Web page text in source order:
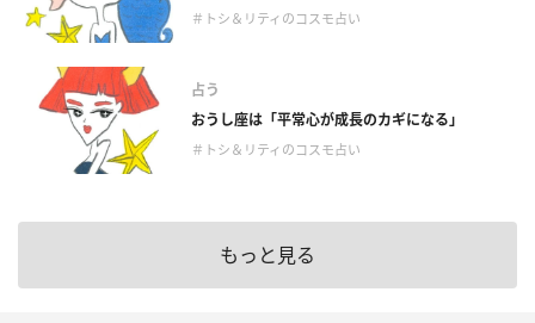
＃トシ＆リティのコスモ占い
占う
おうし座は「平常心が成長のカギになる」
＃トシ＆リティのコスモ占い
もっと見る